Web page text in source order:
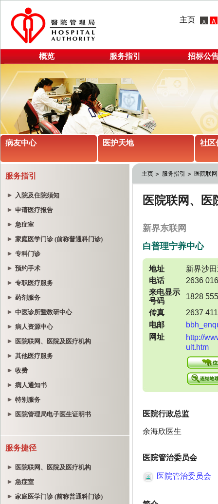
主页
概览 服务指引 招标公
病友中心 医护天地 社区
服务指引
入院及住院须知
申请医疗报告
急症室
家庭医学门诊 (前称普通科门诊)
专科门诊
预约手术
专职医疗服务
药剂服务
中医诊所暨教研中心
病人资源中心
医院联网、医院及医疗机构
其他医疗服务
收费
病人通知书
特别服务
医院管理局电子医生证明书
服务捷径
医院联网、医院及医疗机构
急症室
家庭医学门诊 (前称普通科门诊)
主页 服务指引 医院联